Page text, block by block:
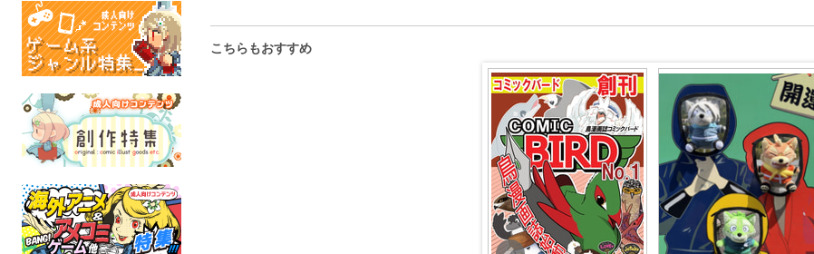
こちらもおすすめ